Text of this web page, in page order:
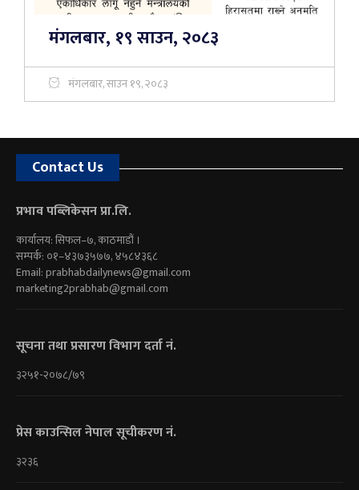
मंगलबार, १९ साउन, २०८३
मंगलबार, साउन १९, २०८३
Contact Us
प्रभाव पब्लिकेसन प्रा.लि.
कार्यालय: सिफल–७, काठमाडौं ।
सम्पर्क: ०१–४३७३५७७, ४५८४३६८
Email:prabhabdailynews@gmail.com
marketing2prabhab@gmail.com
सूचना तथा प्रसारण विभाग दर्ता नं.
३२५१-२०७८/७९
प्रेस काउन्सिल नेपाल सूचीकरण नं.
३२३६